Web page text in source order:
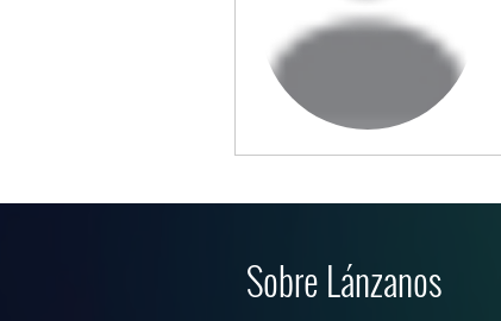
Sobre Lánzanos